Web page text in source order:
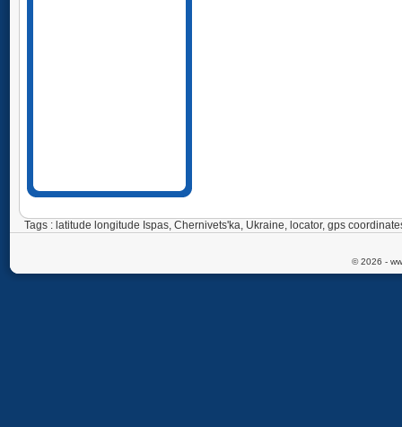
Tags : latitude longitude Ispas, Chernivets'ka, Ukraine, locator, gps
© 2026 -